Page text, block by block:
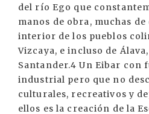
del río Ego que
manos de obra, muchas
interior de los pueblos
Vizcaya, e incluso de
Santander.4 Un Eibar con
industrial pero que no
culturales, recreativos y
ellos es la creación de la